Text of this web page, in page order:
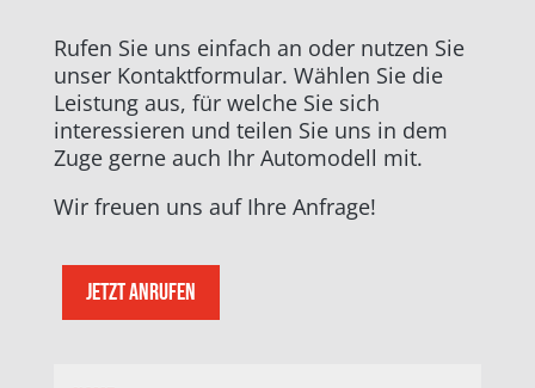
Rufen Sie uns einfach an oder nutzen Sie
unser Kontaktformular. Wählen Sie die
Leistung aus, für welche Sie sich
interessieren und teilen Sie uns in dem
Zuge gerne auch Ihr Automodell mit.
Wir freuen uns auf Ihre Anfrage!
JETZT ANRUFEN